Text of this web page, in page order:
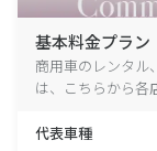
基本料金プラン
商用車のレンタル
は、こちらから各
代表車種